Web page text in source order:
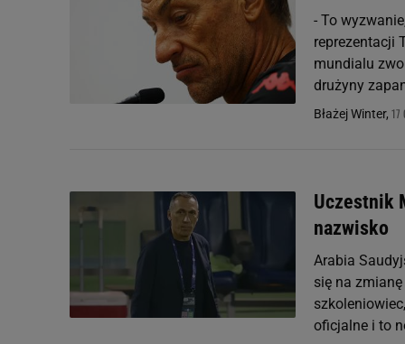
- To
reprezentacji
mundialu
drużyny
Błażej Winter, 17
Uczestnik
nazwisko
Arabia
się na
oficjalne i to